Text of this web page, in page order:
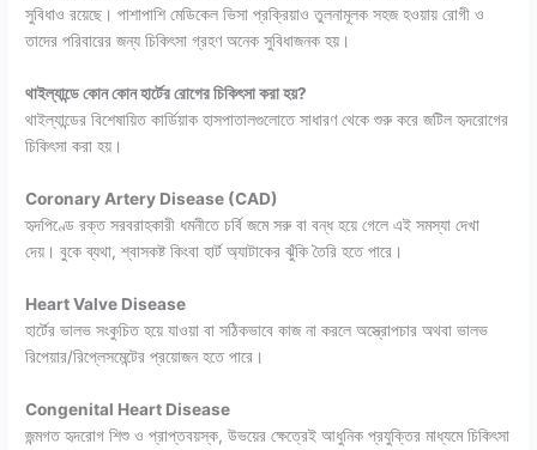
সুবিধাও রয়েছে। পাশাপাশি মেডিকেল ভিসা প্রক্রিয়াও তুলনামূলক সহজ হওয়ায় রোগী ও
তাদের পরিবারের জন্য চিকিৎসা গ্রহণ অনেক সুবিধাজনক হয়।
থাইল্যান্ডে কোন কোন হার্টের রোগের চিকিৎসা করা হয়?
থাইল্যান্ডের বিশেষায়িত কার্ডিয়াক হাসপাতালগুলোতে সাধারণ থেকে শুরু করে জটিল হৃদরোগের
চিকিৎসা করা হয়।
Coronary Artery Disease (CAD)
হৃদপিণ্ডে রক্ত সরবরাহকারী ধমনীতে চর্বি জমে সরু বা বন্ধ হয়ে গেলে এই সমস্যা দেখা
দেয়। বুকে ব্যথা, শ্বাসকষ্ট কিংবা হার্ট অ্যাটাকের ঝুঁকি তৈরি হতে পারে।
Heart Valve Disease
হার্টের ভালভ সংকুচিত হয়ে যাওয়া বা সঠিকভাবে কাজ না করলে অস্ত্রোপচার অথবা ভালভ
রিপেয়ার/রিপ্লেসমেন্টের প্রয়োজন হতে পারে।
Congenital Heart Disease
জন্মগত হৃদরোগ শিশু ও প্রাপ্তবয়স্ক, উভয়ের ক্ষেত্রেই আধুনিক প্রযুক্তির মাধ্যমে চিকিৎসা